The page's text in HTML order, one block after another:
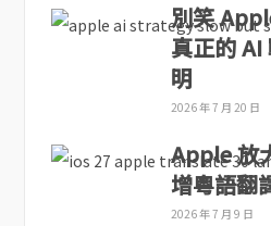
別笑
真正的 AI
明
2026 年 7 月 20 日
Apple 放
增粵語翻
2026 年 7 月 9 日